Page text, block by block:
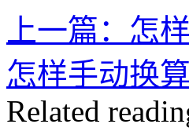
上一篇：怎
怎样手动换
Related